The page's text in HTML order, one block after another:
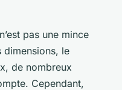
pas une mince
dimensions, le
de nombreux
Cependant,